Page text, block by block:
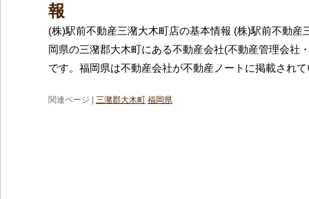
報
(株)駅前不動産三潴大木町店の基本情報 (株)駅前不動産
岡県の三潴郡大木町にある不動産会社(不動産管理会社
です。福岡県は不動産会社が不動産ノートに掲載され
関連ページ | 三潴郡大木町 福岡県